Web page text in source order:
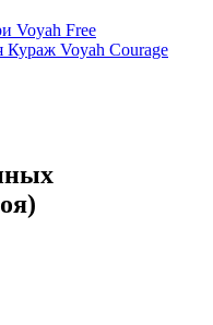
Voyah Free
Voyah Courage